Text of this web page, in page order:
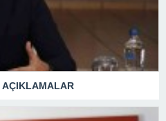
AÇIKLAMALAR